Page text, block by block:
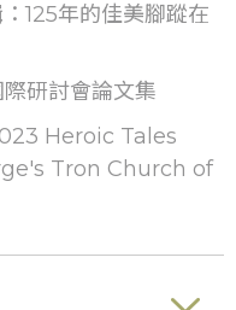
125年的佳美腳蹤在
研討會論文集
Heroic Tales
Tron Church of